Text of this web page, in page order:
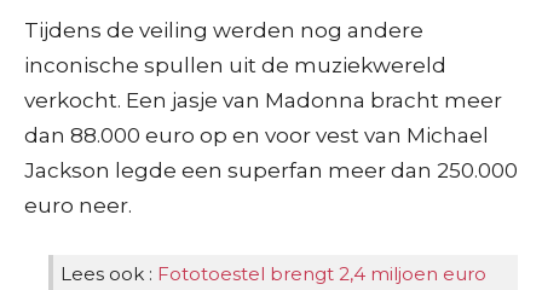
Tijdens de veiling werden nog andere
inconische spullen uit de muziekwereld
verkocht. Een jasje van Madonna bracht meer
dan 88.000 euro op en voor vest van Michael
Jackson legde een superfan meer dan 250.000
euro neer.
Lees ook : Fototoestel brengt 2,4 miljoen euro